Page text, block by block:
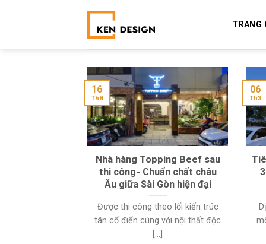
TRANG
Nhà hàng Topping Beef sau
thi công- Chuẩn chất châu
Âu giữa Sài Gòn hiện đại
Được thi công theo lối kiến trúc
tân cổ điển cùng với nội thất độc
[...]
16
Th8
06
Th3